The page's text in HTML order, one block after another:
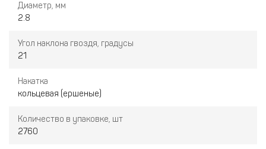
Диаметр, мм
2.8
Угол наклона гвоздя, градусы
21
Накатка
кольцевая (ершеные)
Количество в упаковке, шт
2760